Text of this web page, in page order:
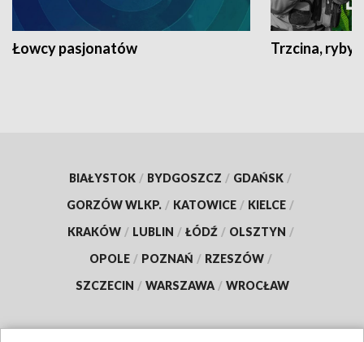
Łowcy pasjonatów Trzcina, ryby
BIAŁYSTOK / BYDGOSZCZ / GDAŃSK /
GORZÓW WLKP. / KATOWICE / KIELCE /
KRAKÓW / LUBLIN / ŁÓDŹ / OLSZTYN /
OPOLE / POZNAŃ / RZESZÓW /
SZCZECIN / WARSZAWA / WROCŁAW